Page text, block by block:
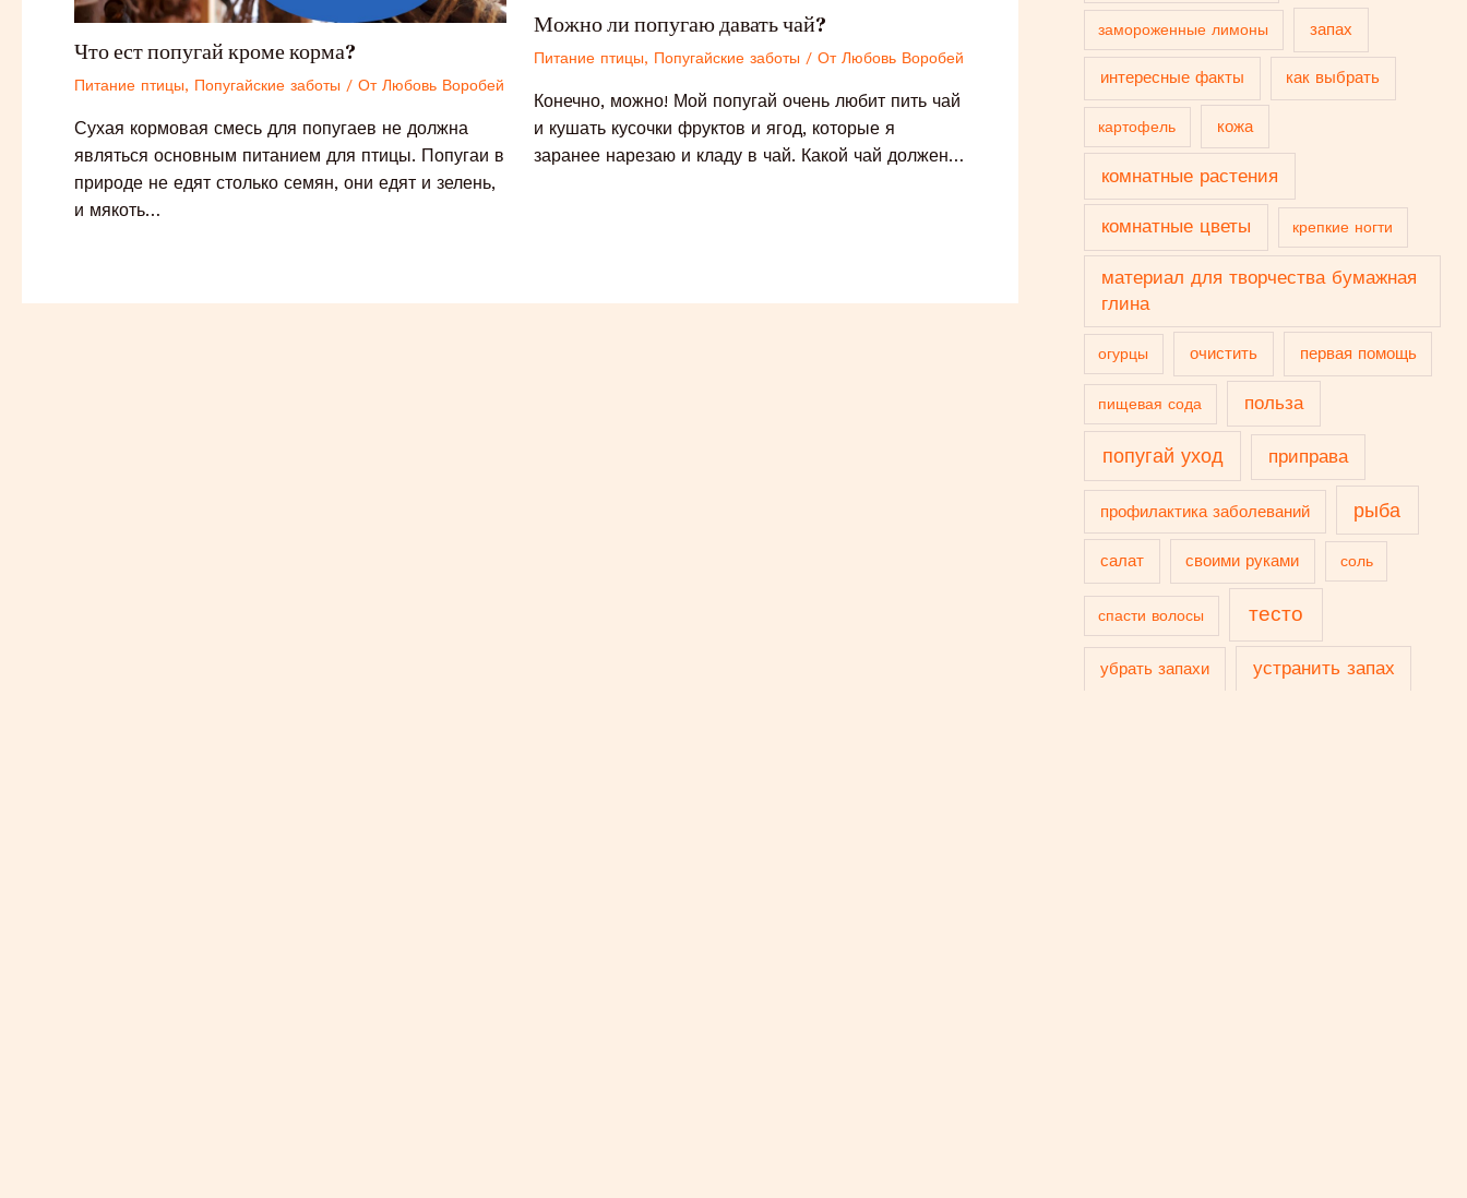
Что ест попугай кроме корма?
Питание птицы, Попугайские заботы / От Любовь Воробей
Сухая кормовая смесь для попугаев не должна
являться основным питанием для птицы. Попугаи в
природе не едят столько семян, они едят и зелень,
и мякоть…
Можно ли попугаю давать чай?
Питание птицы, Попугайские заботы / От Любовь Воробей
Конечно, можно! Мой попугай очень любит пить чай
и кушать кусочки фруктов и ягод, которые я
заранее нарезаю и кладу в чай. Какой чай должен…
замороженные лимоны запах
интересные факты как выбрать
картофель кожа
комнатные растения
комнатные цветы крепкие ногти
материал для творчества бумажная
глина
огурцы очистить первая помощь
пищевая сода польза
попугай уход приправа
профилактика заболеваний рыба
салат своими руками соль
спасти волосы тесто
убрать запахи устранить запах